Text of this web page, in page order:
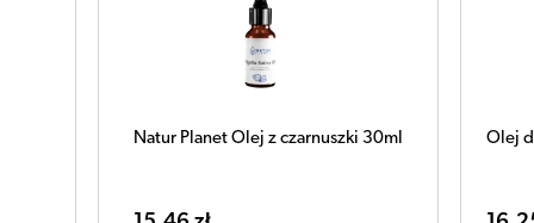
czarnuszki 30ml Olej do Masażu Ciepłe ukojenie 30ml